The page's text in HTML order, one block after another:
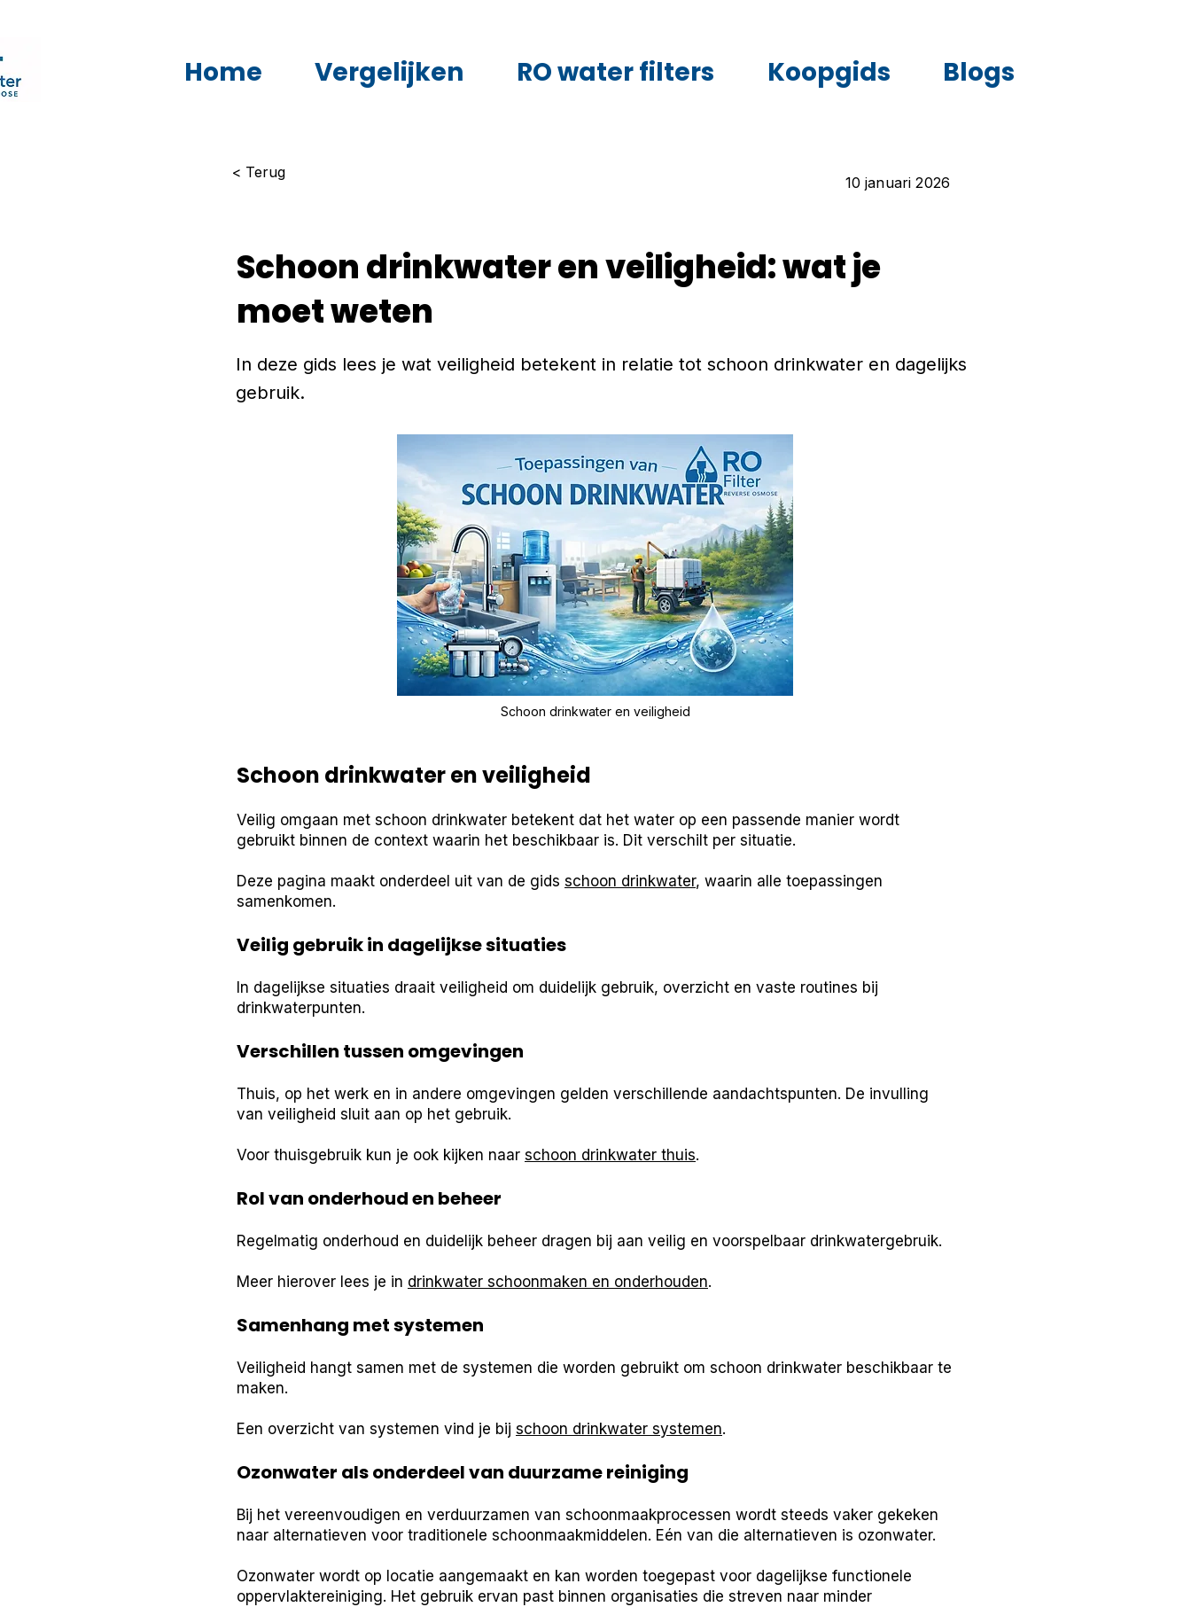
Home Vergelijken RO water filters Koopgids Blogs
< Terug
10 januari 2026
Schoon drinkwater en veiligheid: wat je
moet weten
In deze gids lees je wat veiligheid betekent in relatie tot schoon drinkwater en dagelijks
gebruik.
Schoon drinkwater en veiligheid
Schoon drinkwater en veiligheid
Veilig omgaan met schoon drinkwater betekent dat het water op een passende manier wordt
gebruikt binnen de context waarin het beschikbaar is. Dit verschilt per situatie.
Deze pagina maakt onderdeel uit van de gids schoon drinkwater, waarin alle toepassingen
samenkomen.
Veilig gebruik in dagelijkse situaties
In dagelijkse situaties draait veiligheid om duidelijk gebruik, overzicht en vaste routines bij
drinkwaterpunten.
Verschillen tussen omgevingen
Thuis, op het werk en in andere omgevingen gelden verschillende aandachtspunten. De invulling
van veiligheid sluit aan op het gebruik.
Voor thuisgebruik kun je ook kijken naar schoon drinkwater thuis.
Rol van onderhoud en beheer
Regelmatig onderhoud en duidelijk beheer dragen bij aan veilig en voorspelbaar drinkwatergebruik.
Meer hierover lees je in drinkwater schoonmaken en onderhouden.
Samenhang met systemen
Veiligheid hangt samen met de systemen die worden gebruikt om schoon drinkwater beschikbaar te
maken.
Een overzicht van systemen vind je bij schoon drinkwater systemen.
Ozonwater als onderdeel van duurzame reiniging
Bij het vereenvoudigen en verduurzamen van schoonmaakprocessen wordt steeds vaker gekeken
naar alternatieven voor traditionele schoonmaakmiddelen. Eén van die alternatieven is ozonwater.
Ozonwater wordt op locatie aangemaakt en kan worden toegepast voor dagelijkse functionele
oppervlaktereiniging. Het gebruik ervan past binnen organisaties die streven naar minder